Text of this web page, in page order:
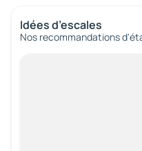
Idées d’escales
Nos recommandations